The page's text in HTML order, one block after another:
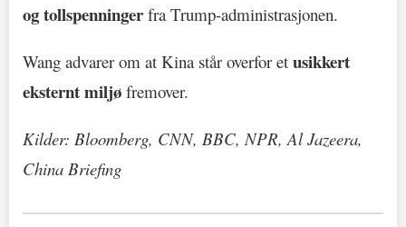
og tollspenninger fra Trump-administrasjonen.
Wang advarer om at Kina står overfor et usikkert
eksternt miljø fremover.
Kilder: Bloomberg, CNN, BBC, NPR, Al Jazeera,
China Briefing